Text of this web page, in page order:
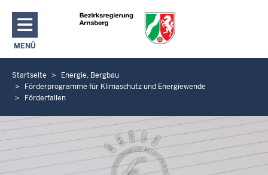
Direkt zum Inhalt
MENÜ
NAVIGATION AKTIVIEREN/DEAKTIVIEREN: HAUPTMENÜ
S
e
f
Startseite
Energie, Bergbau
Förderprogramme für Klimaschutz und Energiewende
Förderfallen